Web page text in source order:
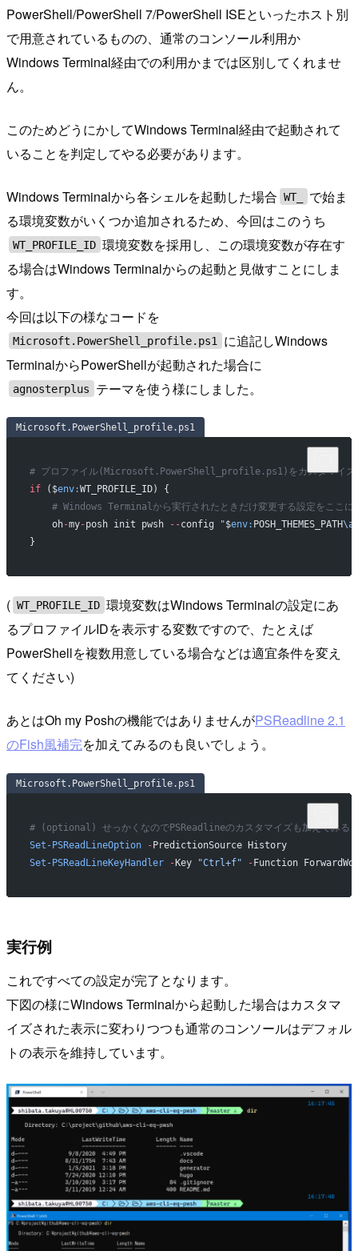
PowerShell/PowerShell 7/PowerShell ISEといったホスト別
で用意されているものの、通常のコンソール利用か
Windows Terminal経由での利用かまでは区別してくれませ
ん。
このためどうにかしてWindows Terminal経由で起動されて
いることを判定してやる必要があります。
Windows Terminalから各シェルを起動した場合 WT_
で始ま
る環境変数がいくつか追加されるため、今回はこのうち
WT_PROFILE_ID 環境変数を採用し、この環境変数が存在す
る場合はWindows Terminalからの起動と見做すことにしま
す。
今回は以下の様なコードを
Microsoft.PowerShell_profile.ps1
に追記しWindows
TerminalからPowerShellが起動された場合に
agnosterplus テーマを使う様にしました。
Microsoft.PowerShell_profile.ps1
# プロファイル(Microsoft.PowerShell_profile.ps1)をカスタマイズ
if ($env:WT_PROFILE_ID) {
# Windows Terminalから実行されたときだけ変更する設定をここに
    oh
-my-posh init pwsh --config "$env: POSH_THEMES_PATH
}
( WT_PROFILE_ID 環境変数はWindows Terminalの設定にあ
るプロファイルIDを表示する変数ですので、たとえば
PowerShellを複数用意している場合などは適宜条件を変え
てください)
あとはOh my Poshの機能ではありませんがPSReadline 2.1
のFish風補完を加えてみるのも良いでしょう。
Microsoft.PowerShell_profile.ps1
# (optional) せっかくなのでPSReadlineのカスタマイズも加えてみる
Set-PSReadLineOption -PredictionSource History
Set-PSReadLineKeyHandler -Key "Ctrl+f" -Function
実行例
これですべての設定が完了となります。
下図の様にWindows Terminalから起動した場合はカスタマ
イズされた表示に変わりつつも通常のコンソールはデフォル
トの表示を維持しています。